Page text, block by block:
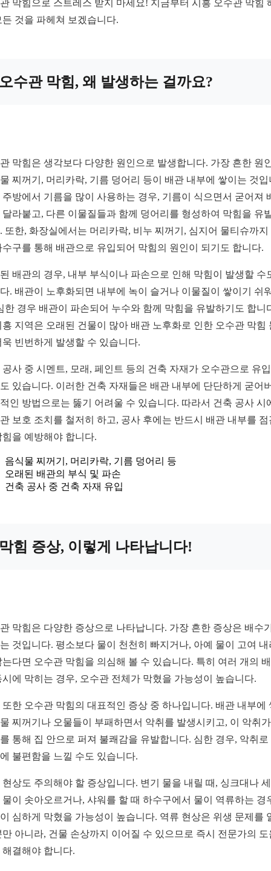
막힘으로 스트레스 받지 마세요! 지금부터 시흥 오수관 막힘
든 것을 파헤쳐 보겠습니다.
수관 막힘, 왜 발생하는 걸까요?
막힘은 생각보다 다양한 원인으로 발생합니다. 가장 흔한 원
찌꺼기, 머리카락, 기름 덩어리 등이 배관 내부에 쌓이는 것입
주방에서 기름을 많이 사용하는 경우, 기름이 식으면서 굳어져
달라붙고, 다른 이물질들과 함께 덩어리를 형성하여 막힘을 유
또한, 화장실에서는 머리카락, 비누 찌꺼기, 심지어 물티슈까지
수구를 통해 배관으로 유입되어 막힘의 원인이 되기도 합니다.
배관의 경우, 내부 부식이나 파손으로 인해 막힘이 발생할 수
. 배관이 노후화되면 내부에 녹이 슬거나 이물질이 쌓이기 쉬
한 경우 배관이 파손되어 누수와 함께 막힘을 유발하기도 합니
흥 지역은 오래된 건물이 많아 배관 노후화로 인한 오수관 막힘
욱 빈번하게 발생할 수 있습니다.
공사 중 시멘트, 모래, 페인트 등의 건축 자재가 오수관으로 유
있습니다. 이러한 건축 자재들은 배관 내부에 단단하게 굳어
인 방법으로는 뚫기 어려울 수 있습니다. 따라서 건축 공사 시
보호 조치를 철저히 하고, 공사 후에는 반드시 배관 내부를 점
힘을 예방해야 합니다.
음식물 찌꺼기, 머리카락, 기름 덩어리 등
오래된 배관의 부식 및 파손
건축 공사 중 건축 자재 유입
힘 증상, 이렇게 나타납니다!
막힘은 다양한 증상으로 나타납니다. 가장 흔한 증상은 배수
것입니다. 평소보다 물이 천천히 빠지거나, 아예 물이 고여 내
는다면 오수관 막힘을 의심해 볼 수 있습니다. 특히 여러 개의
시에 막히는 경우, 오수관 전체가 막혔을 가능성이 높습니다.
또한 오수관 막힘의 대표적인 증상 중 하나입니다. 배관 내부에
찌꺼기나 오물들이 부패하면서 악취를 발생시키고, 이 악취
통해 집 안으로 퍼져 불쾌감을 유발합니다. 심한 경우, 악취로
불편함을 느낄 수도 있습니다.
현상도 주의해야 할 증상입니다. 변기 물을 내릴 때, 싱크대나
물이 솟아오르거나, 샤워를 할 때 하수구에서 물이 역류하는 경
심하게 막혔을 가능성이 높습니다. 역류 현상은 위생 문제를
만 아니라, 건물 손상까지 이어질 수 있으므로 즉시 전문가의 도
해결해야 합니다.